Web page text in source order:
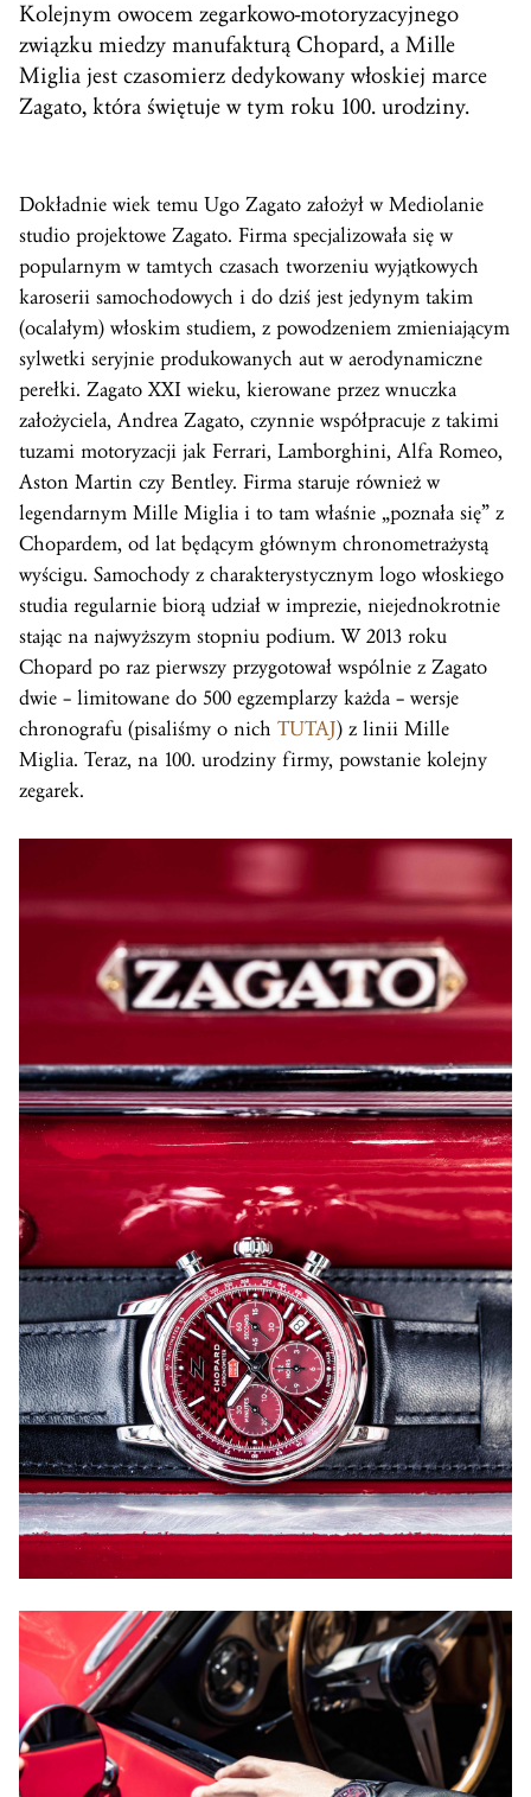
Kolejnym owocem zegarkowo-motoryzacyjnego
związku miedzy manufakturą Chopard, a Mille
Miglia jest czasomierz dedykowany włoskiej marce
Zagato, która świętuje w tym roku 100. urodziny.
Dokładnie wiek temu Ugo Zagato założył w Mediolanie
studio projektowe Zagato. Firma specjalizowała się w
popularnym w tamtych czasach tworzeniu wyjątkowych
karoserii samochodowych i do dziś jest jedynym takim
(ocalałym) włoskim studiem, z powodzeniem zmieniającym
sylwetki seryjnie produkowanych aut w aerodynamiczne
perełki. Zagato XXI wieku, kierowane przez wnuczka
założyciela, Andrea Zagato, czynnie współpracuje z takimi
tuzami motoryzacji jak Ferrari, Lamborghini, Alfa Romeo,
Aston Martin czy Bentley. Firma staruje również w
legendarnym Mille Miglia i to tam właśnie „poznała się” z
Chopardem, od lat będącym głównym chronometrażystą
wyścigu. Samochody z charakterystycznym logo włoskiego
studia regularnie biorą udział w imprezie, niejednokrotnie
stając na najwyższym stopniu podium. W 2013 roku
Chopard po raz pierwszy przygotował wspólnie z Zagato
dwie – limitowane do 500 egzemplarzy każda – wersje
chronografu (pisaliśmy o nich TUTAJ) z linii Mille
Miglia. Teraz, na 100. urodziny firmy, powstanie kolejny
zegarek.